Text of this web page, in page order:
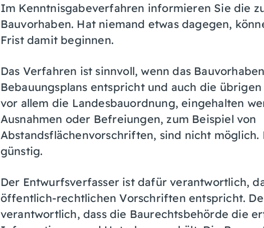
Im Kenntnisgabeverfahren informieren Sie die
Bauvorhaben. Hat niemand etwas dagegen,
Frist damit beginnen.
Das Verfahren ist sinnvoll, wenn das
Bebauungsplans entspricht und auch die
vor allem die Landesbauordnung, eingehalten
Ausnahmen oder Befreiungen, zum Beispiel von
Abstandsflächenvorschriften, sind nicht möglich.
günstig.
Der Entwurfsverfasser ist dafür verantwortlich,
öffentlich-rechtlichen Vorschriften entspricht.
verantwortlich, dass die Baurechtsbehörde die